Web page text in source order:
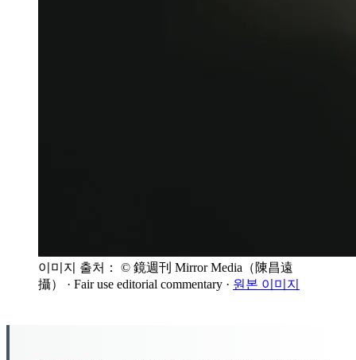
이미지 출처： © 鏡週刊 Mirror Media（陳昌遠
攝） · Fair use editorial commentary · 원본 이미지